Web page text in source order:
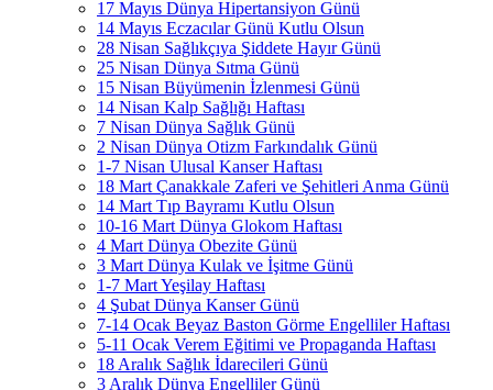
17 Mayıs Dünya Hipertansiyon Günü
14 Mayıs Eczacılar Günü Kutlu Olsun
28 Nisan Sağlıkçıya Şiddete Hayır Günü
25 Nisan Dünya Sıtma Günü
15 Nisan Büyümenin İzlenmesi Günü
14 Nisan Kalp Sağlığı Haftası
7 Nisan Dünya Sağlık Günü
2 Nisan Dünya Otizm Farkındalık Günü
1-7 Nisan Ulusal Kanser Haftası
18 Mart Çanakkale Zaferi ve Şehitleri Anma Günü
14 Mart Tıp Bayramı Kutlu Olsun
10-16 Mart Dünya Glokom Haftası
4 Mart Dünya Obezite Günü
3 Mart Dünya Kulak ve İşitme Günü
1-7 Mart Yeşilay Haftası
4 Şubat Dünya Kanser Günü
7-14 Ocak Beyaz Baston Görme Engelliler Haftası
5-11 Ocak Verem Eğitimi ve Propaganda Haftası
18 Aralık Sağlık İdarecileri Günü
3 Aralık Dünya Engelliler Günü